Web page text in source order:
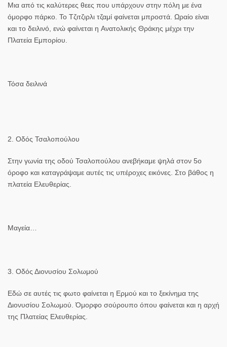
Μια από τις καλύτερες θεες που υπάρχουν στην πόλη με ένα
όμορφο πάρκο. Το Τζιτζιρλι τζαμί φαίνεται μπροστά. Ωραίο είναι
και το δειλινό, ενώ φαίνεται η Ανατολικής Θράκης μέχρι την
Πλατεία Εμπορίου.
Τόσα δειλινά
2. Οδός Τσαλοπούλου
Στην γωνία της οδού Τσαλοπούλου ανεβήκαμε ψηλά στον 5ο
όροφο και καταγράψαμε αυτές τις υπέροχες εικόνες. Στο βάθος η
πλατεία Ελευθερίας.
Μαγεία…
3. Οδός Διονυσίου Σολωμού
Εδώ σε αυτές τις φωτο φαίνεται η Ερμού και το ξεκίνημα της
Διονυσίου Σολωμού. Όμορφο σούρουπο όπου φαίνεται και η αρχή
της Πλατείας Ελευθερίας.